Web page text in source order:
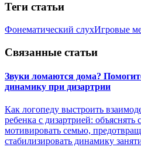
Теги статьи
Фонематический слухИгровые
Связанные статьи
Звуки ломаются дома?
динамику при дизартрии
Как логопеду выстроить
ребенка с дизартрией:
мотивировать семью,
стабилизировать динамику